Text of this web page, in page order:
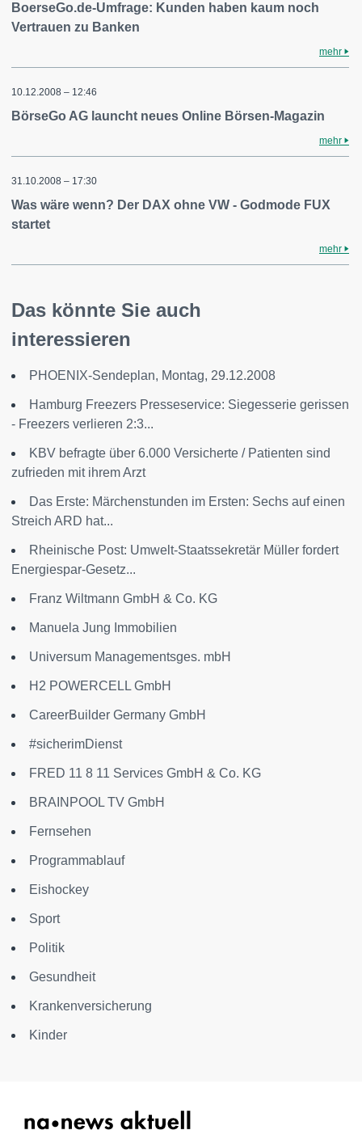
BoerseGo.de-Umfrage: Kunden haben kaum noch
Vertrauen zu Banken
mehr
10.12.2008 – 12:46
BörseGo AG launcht neues Online Börsen-Magazin
mehr
31.10.2008 – 17:30
Was wäre wenn? Der DAX ohne VW - Godmode FUX
startet
mehr
Das könnte Sie auch
interessieren
PHOENIX-Sendeplan, Montag, 29.12.2008
Hamburg Freezers Presseservice: Siegesserie gerissen
- Freezers verlieren 2:3...
KBV befragte über 6.000 Versicherte / Patienten sind
zufrieden mit ihrem Arzt
Das Erste: Märchenstunden im Ersten: Sechs auf einen
Streich ARD hat...
Rheinische Post: Umwelt-Staatssekretär Müller fordert
Energiespar-Gesetz...
Franz Wiltmann GmbH & Co. KG
Manuela Jung Immobilien
Universum Managementsges. mbH
H2 POWERCELL GmbH
CareerBuilder Germany GmbH
#sicherimDienst
FRED 11 8 11 Services GmbH & Co. KG
BRAINPOOL TV GmbH
Fernsehen
Programmablauf
Eishockey
Sport
Politik
Gesundheit
Krankenversicherung
Kinder